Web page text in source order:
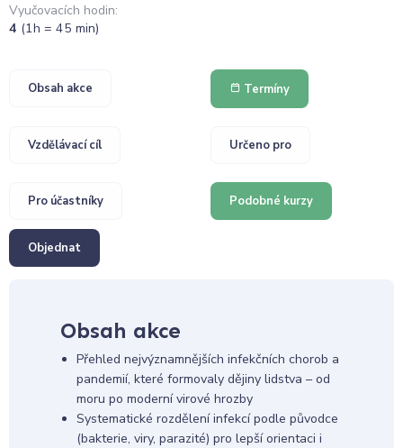
Vyučovacích hodin:
4 (1h = 45 min)
Obsah akce Termíny
Vzdělávací cíl Určeno pro
Pro účastníky Podobné kurzy
Objednat
Obsah akce
Přehled nejvýznamnějších infekčních chorob a
pandemií, které formovaly dějiny lidstva – od
moru po moderní virové hrozby
Systematické rozdělení infekcí podle původce
(bakterie, viry, parazité) pro lepší orientaci i